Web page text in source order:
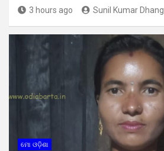
3 hours ago Sunil Kumar
ମୋ ଓଡ଼ିଶା